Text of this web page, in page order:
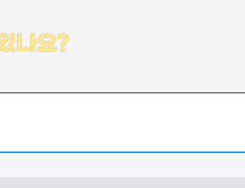
나요?